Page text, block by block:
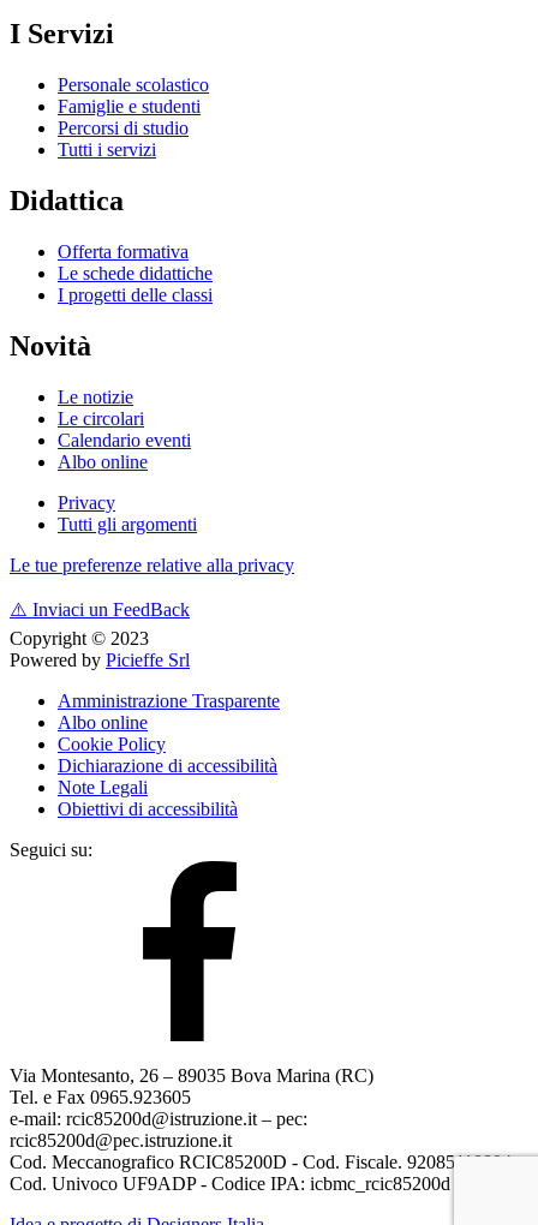
I Servizi
Personale scolastico
Famiglie e studenti
Percorsi di studio
Tutti i servizi
Didattica
Offerta formativa
Le schede didattiche
I progetti delle classi
Novità
Le notizie
Le circolari
Calendario eventi
Albo online
Privacy
Tutti gli argomenti
Le tue preferenze relative alla privacy
⚠️ Inviaci un FeedBack
Copyright © 2023
Powered by Picieffe Srl
Amministrazione Trasparente
Albo online
Cookie Policy
Dichiarazione di accessibilità
Note Legali
Obiettivi di accessibilità
Seguici su:
Via Montesanto, 26 – 89035 Bova Marina (RC)
Tel. e Fax 0965.923605
e-mail: rcic85200d@istruzione.it – pec:
rcic85200d@pec.istruzione.it
Cod. Meccanografico RCIC85200D - Cod. Fiscale. 92085110804
Cod. Univoco UF9ADP - Codice IPA: icbmc_rcic85200d